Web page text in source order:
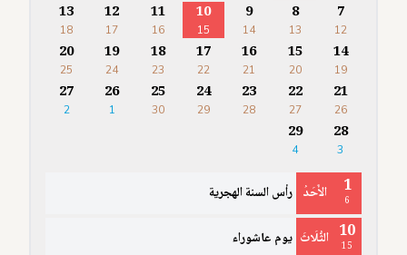
7
12
8
13
9
14
10
15
11
16
12
17
13
18
14
19
15
20
16
21
17
22
18
23
19
24
20
25
21
26
22
27
23
28
24
29
25
30
26
1
27
2
28
3
29
4
1
6 الأَحَدُ رأس السنة الهجرية
10
15 الثُّلَاثَ يوم عاشوراء